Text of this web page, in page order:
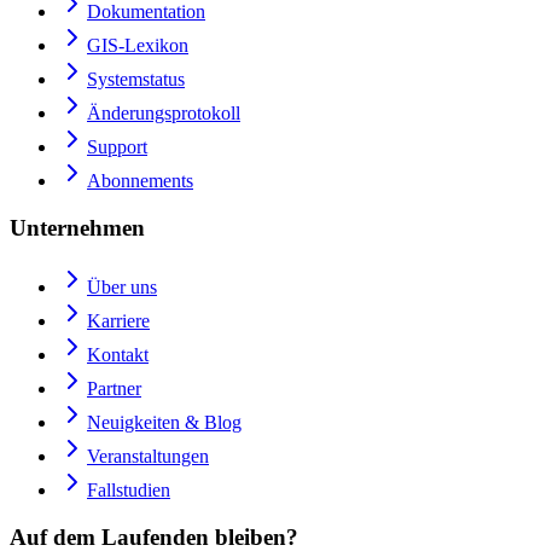
Dokumentation
GIS-Lexikon
Systemstatus
Änderungsprotokoll
Support
Abonnements
Unternehmen
Über uns
Karriere
Kontakt
Partner
Neuigkeiten & Blog
Veranstaltungen
Fallstudien
Auf dem Laufenden bleiben?